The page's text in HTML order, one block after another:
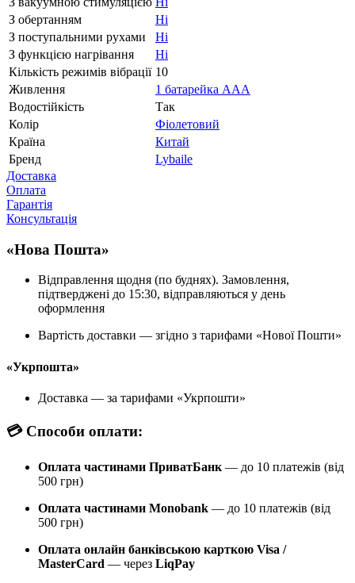
З обертанням
Ні
З поступальними рухами
Ні
З функцією нагрівання
Ні
Кількість режимів вібрації 10
Живлення
1 батарейка ААА
Водостійкість
Так
Колір
Фіолетовий
Країна
Китай
Бренд
Lybaile
Доставка
Оплата
Гарантія
Консультація
«Нова Пошта»
Відправлення щодня (по буднях). Замовлення,
підтверджені до 15:30, відправляються у день
оформлення
Вартість доставки — згідно з тарифами «Нової Пошти»
«Укрпошта»
Доставка — за тарифами «Укрпошти»
💳 Способи оплати:
Оплата частинами ПриватБанк — до 10 платежів (від
500 грн)
Оплата частинами Monobank — до 10 платежів (від
500 грн)
Оплата онлайн банківською карткою Visa /
MasterCard — через LiqPay